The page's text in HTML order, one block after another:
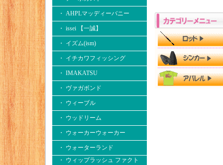
・ AHPLマッディーバニー
・ issei 【一誠】
・ イズム(ism)
・ イチカワフィッシング
・ IMAKATSU
・ ヴァガボンド
・ ウィーブル
・ ウッドリーム
・ ウォーカーウォーカー
・ ウォーターランド
・ ウィップラッシュ ファクト